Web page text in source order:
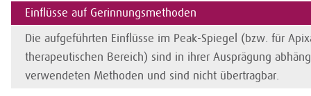
Einflüsse auf Gerinnungsmethoden
Die aufgeführten Einflüsse im Peak-Spiegel (bzw. für
therapeutischen Bereich) sind in ihrer Ausprägung
verwendeten Methoden und sind nicht übertragbar.